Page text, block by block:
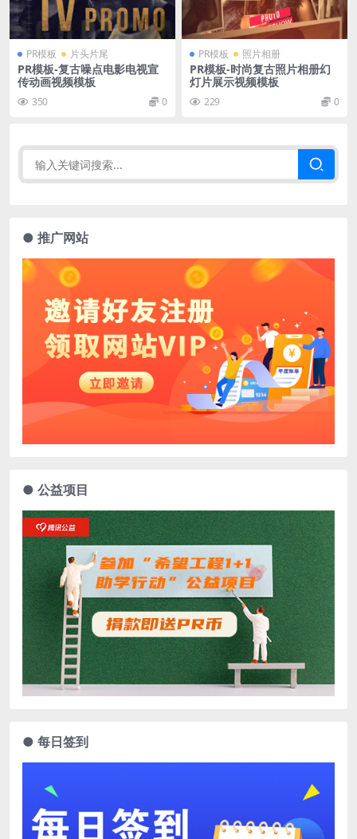
PR模板 片头片尾
PR模板-复古噪点电影电视宣
传动画视频模板
350 0
PR模板 照片相册
PR模板-时尚复古照片相册幻
灯片展示视频模板
229 0
● 推广网站
● 公益项目
● 每日签到